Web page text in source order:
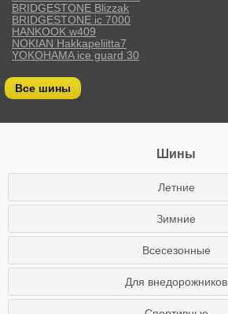
BRIDGESTONE Blizzak
BRIDGESTONE ic 7000
HANKOOK w409
NOKIAN Hakkapeliitta7
YOKOHAMA ice guard 30
Все шины
Шины
Летние
Зимние
Всесезонные
Для внедорожников